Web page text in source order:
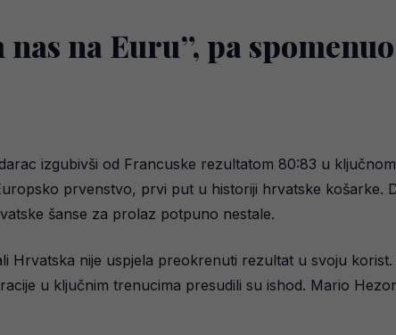
na Euru”, pa
izgubivši od Francuske rezultatom 80:83 u
prvenstvo, prvi put u historiji hrvatske košarke.
šanse za prolaz potpuno nestale.
Hrvatska nije uspjela preokrenuti rezultat u svoju
u ključnim trenucima presudili su ishod. Mario